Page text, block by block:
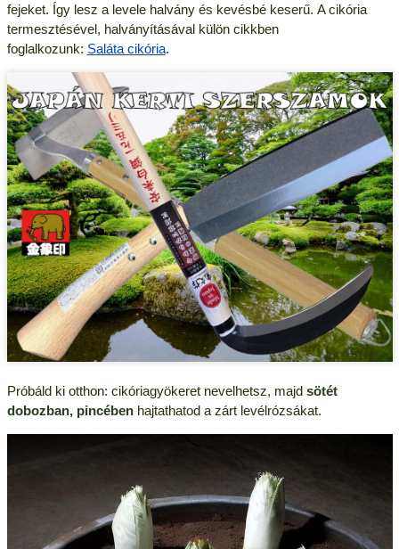
fejeket. Így lesz a levele halvány és kevésbé keserű. A cikória
termesztésével, halványításával külön cikkben
foglalkozunk: Saláta cikória.
Próbáld ki otthon: cikóriagyökeret nevelhetsz, majd sötét
dobozban, pincébenhajtathatod a zárt levélrózsákat.